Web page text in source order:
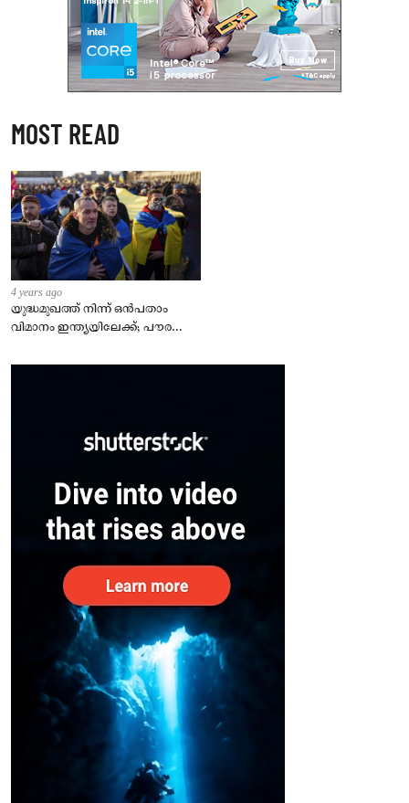
MOST READ
4 years ago
യുദ്ധമുഖത്ത് നിന്ന് ഒൻപതാം
വിമാനം ഇന്ത്യയിലേക്ക്; പൗരന്മാർ
– കേന്ദ്രം